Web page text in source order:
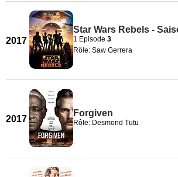
2017
Star Wars Rebels -
1 Episode 3
Rôle: Saw Gerrera
2017
Forgiven
Rôle: Desmond Tutu